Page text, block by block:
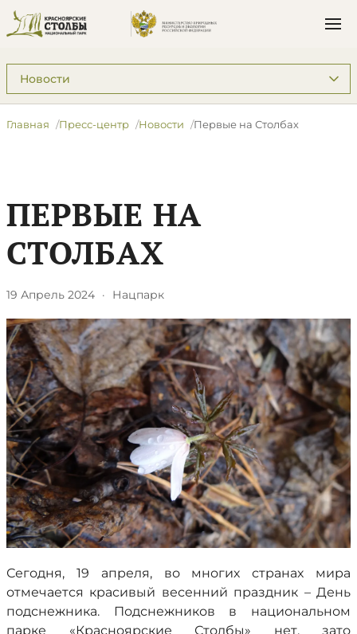
Подразделы: Пресс-центр
Главная Пресс-центр Новости Первые на Столбах
ПЕРВЫЕ НА
СТОЛБАХ
19 Апрель 2024 · Нацпарк
Сегодня, 19 апреля, во многих странах мира
отмечается красивый весенний праздник – День
подснежника. Подснежников в национальном
парке «Красноярские Столбы» нет, зато